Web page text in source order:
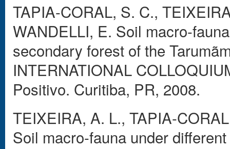
TAPIA-CORAL, S. C.,
WANDELLI, E. Soil macro-
secondary forest of the
INTERNATIONAL
Positivo. Curitiba, PR, 2008.
TEIXEIRA, A. L., TAPIA-
Soil macro-fauna under